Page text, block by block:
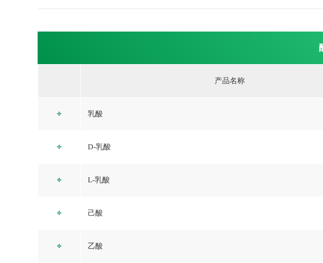
产品名称
乳酸
D-乳酸
L-乳酸
己酸
乙酸